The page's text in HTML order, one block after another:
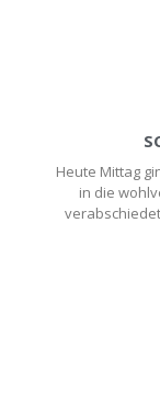
Heute Mittag
in die